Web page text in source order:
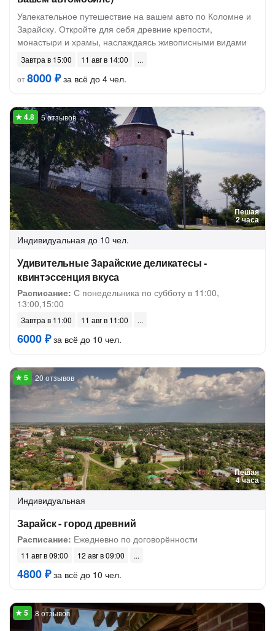
Увлекательное путешествие на вашем авто по Коломне и
Зарайску. Откройте для себя древние крепости,
монастыри и храмы, наслаждаясь живописными видами
Завтра в 15:00
11 авг в 14:00
от8000 ₽за всё до 4 чел.
Пешая
2 часа
5 отзывов
Индивидуальная до 10 чел.
Удивительные Зарайские деликатесы -
квинтэссенция вкуса
Расписание: С понедельника по субботу в 11:00,
13:00,15:00
Завтра в 11:00 11 авг в 11:00
6000 ₽за всё до 10 чел.
Пешая
4 часа
20 отзывов
Индивидуальная
Зарайск - город древний
Расписание: Ежедневно по договорённости
11 авг в 09:00 12 авг в 09:00
4800 ₽за всё до 10 чел.
8 отзывов